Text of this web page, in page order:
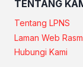
TENTANG
Tentang LPNS
Laman Web
Hubungi Kami